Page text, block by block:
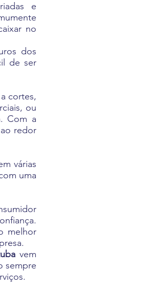
e
no
dos
de ser
cortes,
ou
Com a
redor
várias
uma
melhor
vem
sempre